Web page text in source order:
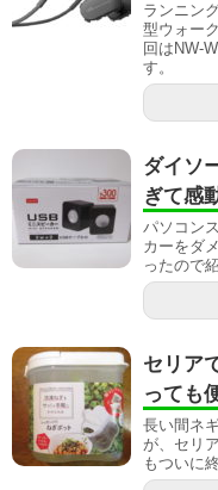
ランニン
型ウォー
回はNW-
す。
ダイソ
ぎて感
パソコン
カーをダ
ったので
セリア
っても
長い間ネ
が、セリ
もついに